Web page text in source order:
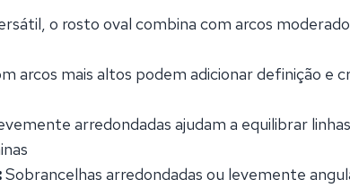
o rosto oval combina com arcos
arcos mais altos podem adicionar definição e
arredondadas ajudam a equilibrar
Sobrancelhas arredondadas ou levemente